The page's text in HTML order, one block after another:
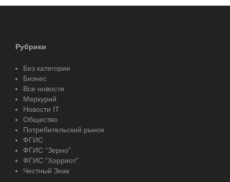
Рубрики
Без категории
Бизнес
Все новости
Меркурий
Новости IT
Общество
Потребительский рынок
ФГИС
ФГИС "Зерно"
ФГИС "Хорриот"
Честный Знак